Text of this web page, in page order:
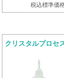
税込標準価
クリスタルプロセ